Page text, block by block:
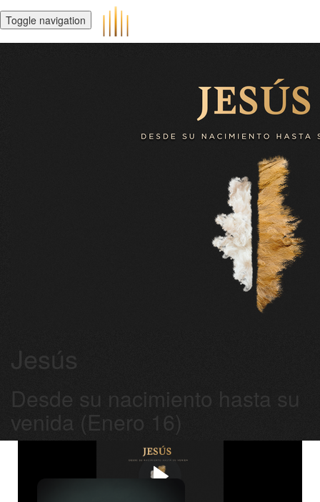
Toggle navigation
Jesús
Desde su nacimiento hasta su
venida (Enero 16)